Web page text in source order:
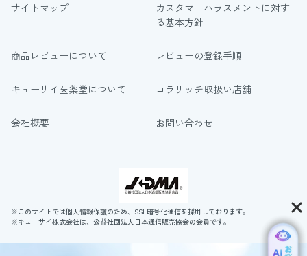
サイトマップ
カスタマーハラスメントに対す
る基本方針
商品レビューについて レビューの登録手順
キューサイ医薬堂について コラリッチ取扱い店舗
会社概要 お問い合わせ
※このサイトでは個人情報保護のため、SSL暗号化通信を採用しております。
※キューサイ株式会社は、公益社団法人日本通信販売協会の会員です。